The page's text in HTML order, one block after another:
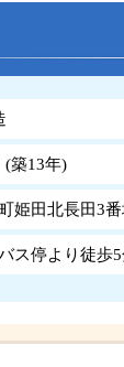
(築13年)
姫田北長田3番
ス停より徒